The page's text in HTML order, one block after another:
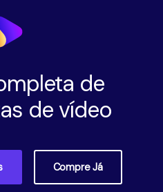
de
de vídeo
Compre Já